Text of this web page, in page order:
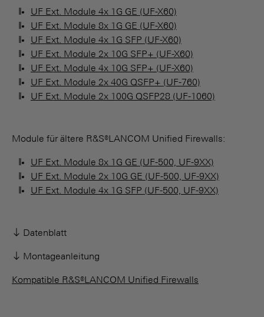
UF Ext. Module 4x 1G GE (UF-X60)
UF Ext. Module 8x 1G GE (UF-X60)
UF Ext. Module 4x 1G SFP (UF-X60)
UF Ext. Module 2x 10G SFP+ (UF-X60)
UF Ext. Module 4x 10G SFP+ (UF-X60)
UF Ext. Module 2x 40G QSFP+ (UF-760)
UF Ext. Module 2x 100G QSFP28 (UF-1060)
Module für ältere R&S®LANCOM Unified Firewalls:
UF Ext. Module 8x 1G GE (UF-500, UF-9XX)
UF Ext. Module 2x 10G GE (UF-500, UF-9XX)
UF Ext. Module 4x 1G SFP (UF-500, UF-9XX)
Datenblatt
Montageanleitung
Kompatible R&S®LANCOM Unified Firewalls